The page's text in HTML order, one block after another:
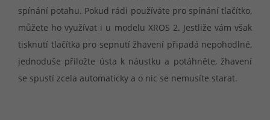
spínání potahu. Pokud rádi používáte pro spínání tlačítko,
můžete ho využívat i u modelu XROS 2. Jestliže vám však
tisknutí tlačítka pro sepnutí žhavení připadá nepohodlné,
jednoduše přiložte ústa k náustku a potáhněte, žhavení
se spustí zcela automaticky a o nic se nemusíte starat.